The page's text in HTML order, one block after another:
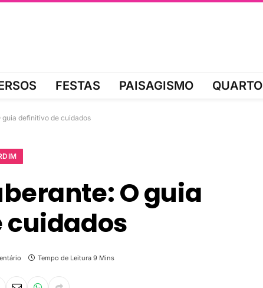
FESTAS PAISAGISMO QUARTO
definitivo de cuidados
O guia
Tempo de Leitura 9 Mins